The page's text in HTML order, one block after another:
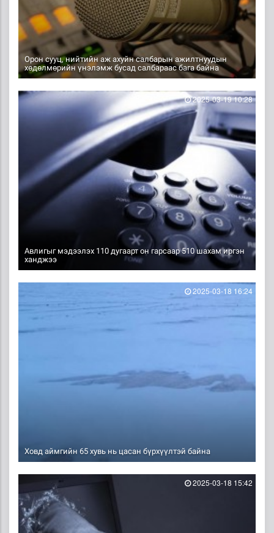
Орон сууц, нийтийн аж ахуйн салбарын ажилтнуудын
хөдөлмөрийн үнэлэмж бусад салбараас бага байна
Авлигыг мэдээлэх 110 дугаарт он гарсаар 510 шахам иргэн
ханджээ
2025-03-19 10:28
Ховд аймгийн 65 хувь нь цасан бүрхүүлтэй байна
2025-03-18 16:24
2025-03-18 15:42